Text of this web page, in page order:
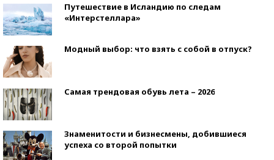
Путешествие в Исландию по следам
«Интерстеллара»
Модный выбор: что взять с собой в отпуск?
Самая трендовая обувь лета – 2026
Знаменитости и бизнесмены, добившиеся
успеха со второй попытки